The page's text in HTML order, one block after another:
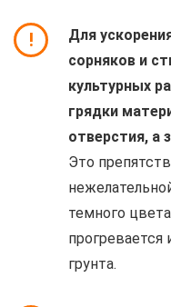
!
Для
сорняков и
культурных
грядки
отверстия, а
Это
темного
грунта.